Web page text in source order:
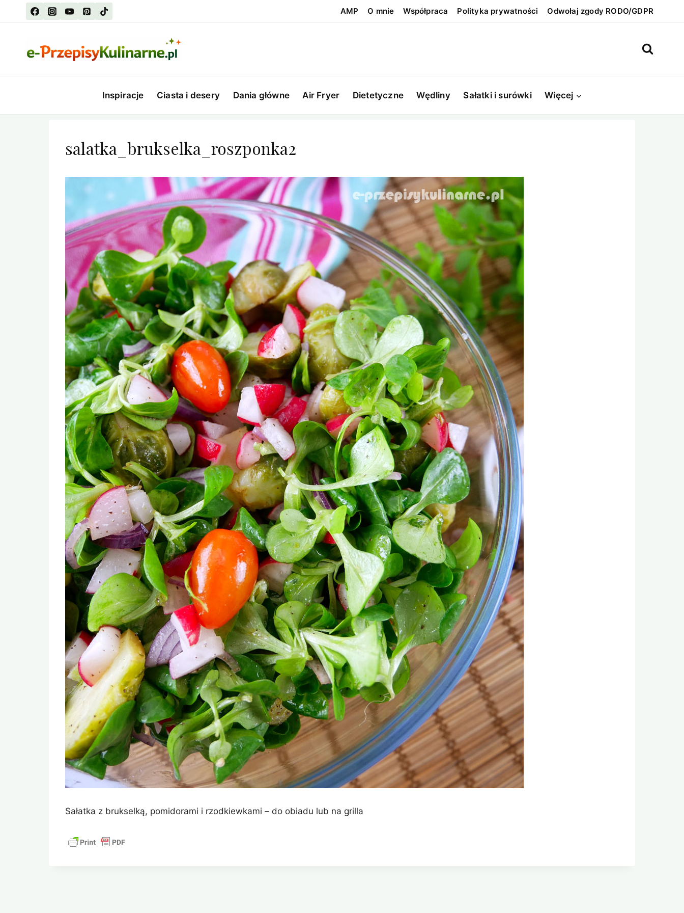
AMP O mnie Współpraca Polityka prywatności Odwołaj zgody RODO/GDPR
Inspiracje Ciasta i desery Dania główne Air Fryer Dietetyczne Wędliny Sałatki i surówki Więcej
salatka_brukselka_roszponka2
Sałatka z brukselką, pomidorami i rzodkiewkami – do obiadu lub na grilla